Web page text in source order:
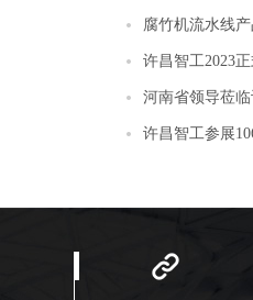
腐竹机流水线
许昌智工2023
河南省领导莅
许昌智工参展